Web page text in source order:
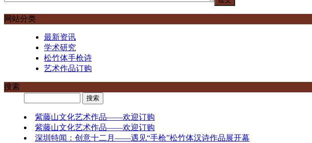
网站分类
最新资讯
学术研究
松竹体手枪诗
艺术作品订购
搜索
紫藤山文化艺术作品——欢迎订购
紫藤山文化艺术作品——欢迎订购
深圳特闻：创意十二月——遇见“手枪”松竹体汉诗作品展开幕